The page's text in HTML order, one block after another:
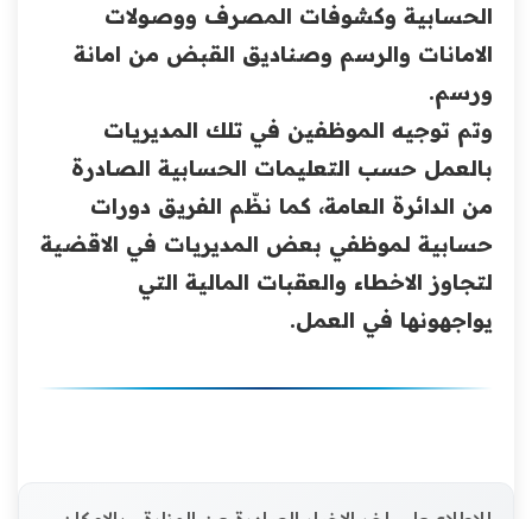
الحسابية وكشوفات المصرف ووصولات
الامانات والرسم وصناديق القبض من امانة
ورسم.
وتم توجيه الموظفين في تلك المديريات
بالعمل حسب التعليمات الحسابية الصادرة
من الدائرة العامة، كما نظّم الفريق دورات
حسابية لموظفي بعض المديريات في الاقضية
لتجاوز الاخطاء والعقبات المالية التي
يواجهونها في العمل.